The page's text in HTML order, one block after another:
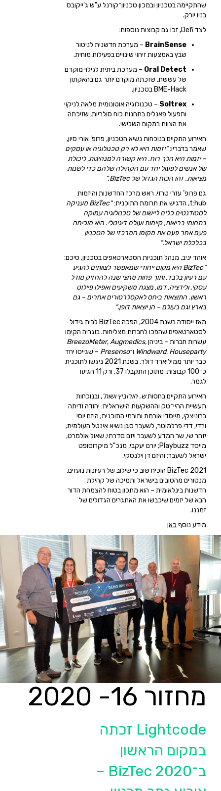
שהתקיימה בטכניון ובמכון טכניון־קורנל ע"ש ג'ייקובס
בניו יורק.
לצד Defi, זכו גם קבוצות נוספות:
BrainSense – מערכת חדשנית לניטור
שבץ באמצעות זיהוי שינויים בפעילות מוחית.
Oral Detect – מערכת ביתית לגילוי מוקדם
של עששת, שזכתה מוקדם יותר גם בהאקתון
BME-Hack בטכניון.
Soltrex – טכנולוגיה אוטונומית מלאה לניקוי
ותפעול פאנלים בתחנות כוח סולריות, שזיכתה
את הצוות במקום השלישי.
האירוע התקיים בנוכחות נשיא הטכניון, פרופ’ אורי סיון,
שאמר בדבריו:“יזמות היא לא רק טכנולוגיה או עסקים
– יזמות היא הלך רוח. היא קשורה למנהיגות, ליכולת
של אנשים לפעול יחד עם הקהילה שלהם כדי לשנות
מציאות. זהו הכוח הגדול של BizTec.”
גם פרופ’ עזרי טרזי, ראש מרכז החדשנות והיזמות
t:hub, הדגיש את תרומת התוכנית:
“BizTec מעניקה
לסטודנטים כלים ליישום של טכנולוגיה עמוקה
בתחומי בריאות, קיימות ועולם דיגיטלי. היא מוכיחה
פעם אחר פעם את מקומו המרכזי של הטכניון
בכלכלת ישראל.”
אוהד יניב, מנהל תוכניות הסטארטאפים בטכניון, סיכם:
“BizTec היא מקום ייחודי שמאפשר לצוותים להגיע
עם רעיון בלבד, ותוך פחות מחצי שנה להחזיק מודל
עסקי, ולידציה, דמו, מצגת משקיעים ואפילו פיילוט
ראשון. התוצאות ביחס לאקסלרטורים אחרים – גם
בארץ וגם בעולם – הן יוצאות דופן.”
מאז ייסודה בשנת 2004, הפכה BizTec לבית גידול
לסטארטאפים שהפכו לחברות מצליחות. בוגריה הקימו
עשרות חברות – ביניהן
BreezoMeter,Augmedics,
Windward, Houseparty ו־Presenso – שגייסו יחד
כבר יותר ממיליארד דולר. בשנת 2021 ניגשו לתוכנית
כ־100 קבוצות, מתוכן התקבלו 37, ורק 11 הגיעו
לגמר.
האירוע התקיים בחסותש. הורוביץ ושות’, ובנוכחות
תעשיית ההיי־טק וההשקעות הישראלית: יהודה ודיתה
ברוניצקי, מייסדי אורמת ותורמי התוכנית; היזם יוסי
ורדי; דדי פרלמוטר, לשעבר סגן נשיא אינטל העולמית;
יזהר שי, שר המדע לשעבר ויזם סדרתי; שאול אולמרט,
מייסד Playbuzz; יורם יעקבי, מנכ"ל מיקרוסופט
ישראל לשעבר; והיזם דן וילנסקי.
BizTec 2021 הוכיח שוב כי שילוב של רעיונות נועזים,
מנטורים מהטובים בישראל ותמיכה של קהילת
חדשנות בינלאומית – הוא מתכון בטוח להצמחת הדור
הבא של יזמים שיכבשו את האתגרים הגדולים של
זמננו.
מידע נוסף כאן
מחזור 16- 2020
Lightcode זכתה
במקום הראשון
ב־BizTec 2020 –